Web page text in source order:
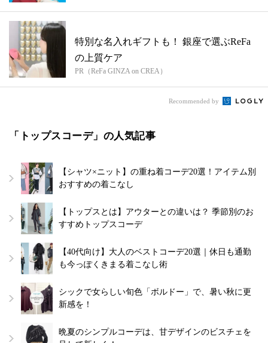
特別な名入れギフトも！ 銀座で選ぶReFa
の上質ケア
PR（ReFa GINZA on CREA）
Recommended by
「トップスコーデ」の人気記事
【シャツ×ニット】の重ね着コーデ20選！アイテム別
おすすめの着こなし
【トップスとは】アウターとの違いは？ 季節別のお
すすめトップスコーデ
【40代向け】大人のベストコーデ20選｜休日も通勤
も今っぽくきまる着こなし術
シックで女らしい旬色「ボルドー」で、暑い秋に更
新感を！
晩夏のシンプルコーデは、甘デザインのビスチェを